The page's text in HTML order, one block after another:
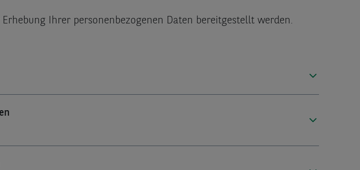
Ihrer personenbezogenen Daten bereitgestellt werden.